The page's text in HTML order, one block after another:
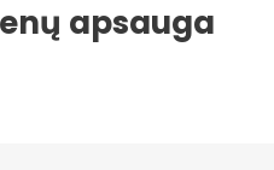
apsauga